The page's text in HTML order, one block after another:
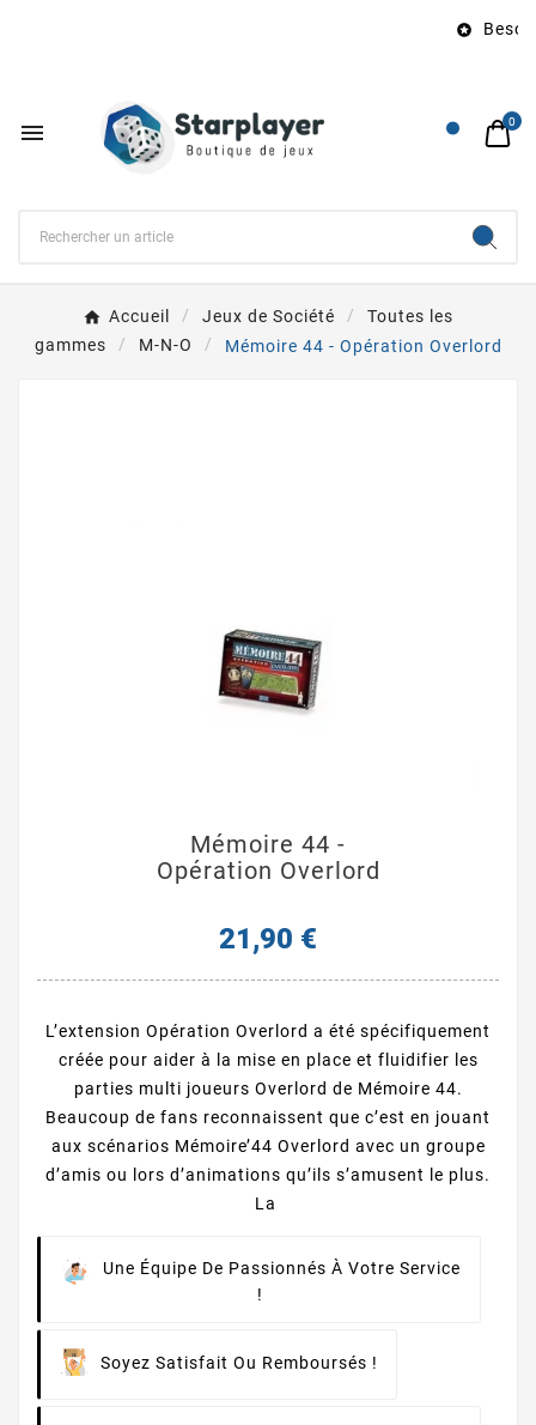
 Besoin
 0
Accueil Jeux de Société
Toutes les
gammes
M-N-O Mémoire 44 - Opération Overlord
Mémoire 44 -
Opération Overlord
21,90 €
L’extension Opération Overlord a été spécifiquement
créée pour aider à la mise en place et fluidifier les
parties multi joueurs Overlord de Mémoire 44.
Beaucoup de fans reconnaissent que c’est en jouant
aux scénarios Mémoire’44 Overlord avec un groupe
d’amis ou lors d’animations qu’ils s’amusent le plus.
La
Une Équipe De Passionnés À Votre Service
!
Soyez Satisfait Ou Remboursés !